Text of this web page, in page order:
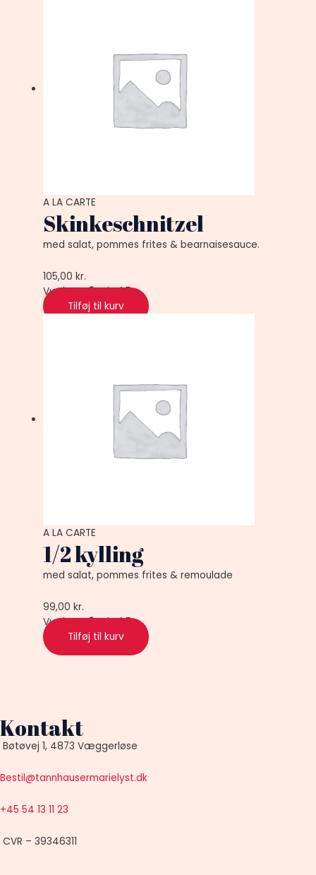
A LA CARTE
Skinkeschnitzel
med salat, pommes frites & bearnaisesauce.
105,00kr.
Vurderet0ud af 5
Tilføj til kurv
A LA CARTE
1/2 kylling
med salat, pommes frites & remoulade
99,00kr.
Vurderet0ud af 5
Tilføj til kurv
Kontakt
Bøtøvej 1, 4873 Væggerløse
Bestil@tannhausermarielyst.dk
+45 54 13 11 23
CVR – 39346311